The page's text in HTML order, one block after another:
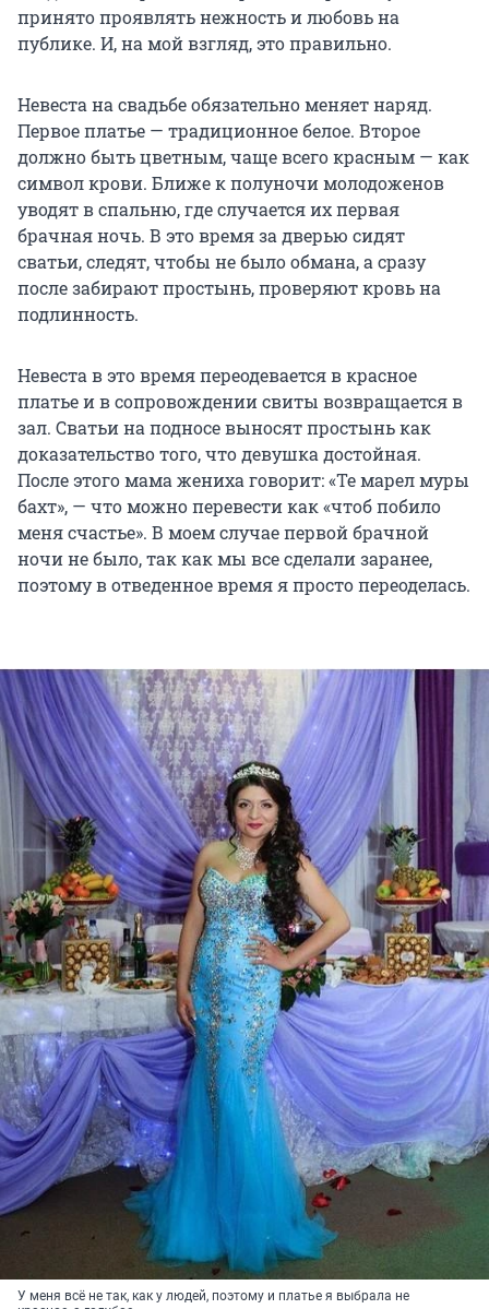
принято проявлять нежность и любовь на
публике. И, на мой взгляд, это правильно.
Невеста на свадьбе обязательно меняет наряд.
Первое платье — традиционное белое. Второе
должно быть цветным, чаще всего красным — как
символ крови. Ближе к полуночи молодоженов
уводят в спальню, где случается их первая
брачная ночь. В это время за дверью сидят
сватьи, следят, чтобы не было обмана, а сразу
после забирают простынь, проверяют кровь на
подлинность.
Невеста в это время переодевается в красное
платье и в сопровождении свиты возвращается в
зал. Сватьи на подносе выносят простынь как
доказательство того, что девушка достойная.
После этого мама жениха говорит: «Те марел муры
бахт», — что можно перевести как «чтоб побило
меня счастье». В моем случае первой брачной
ночи не было, так как мы все сделали заранее,
поэтому в отведенное время я просто переоделась.
У меня всё не так, как у людей, поэтому и платье я выбрала не